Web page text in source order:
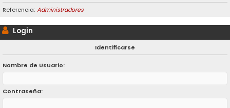
Referencia: Administradores
Login
Identificarse
Nombre de Usuario:
Contraseña: